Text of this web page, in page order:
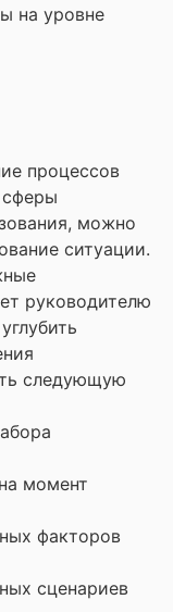
на уровне
процессов
сферы
можно
ситуации.
руководителю
следующую
момент
факторов
сценариев